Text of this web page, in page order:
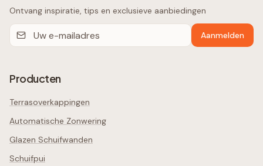
Ontvang inspiratie, tips en exclusieve aanbiedingen
Aanmelden
Producten
Terrasoverkappingen
Automatische Zonwering
Glazen Schuifwanden
Schuifpui